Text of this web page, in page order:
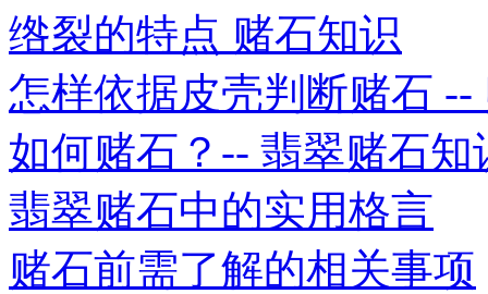
绺裂的特点 赌石知识
怎样依据皮壳判断赌石 --
如何赌石？-- 翡翠赌石知
翡翠赌石中的实用格言
赌石前需了解的相关事项